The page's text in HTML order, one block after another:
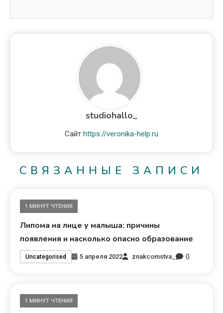
studiohallo_
Сайт https://veronika-help.ru
СВЯЗАННЫЕ ЗАПИСИ
1 МИНУТ ЧТЕНИЯ
Липома на лице у малыша: причины
появления и насколько опасно образование
Uncategorised 5 апреля 2022 znakcomstva_ 0
1 МИНУТ ЧТЕНИЯ